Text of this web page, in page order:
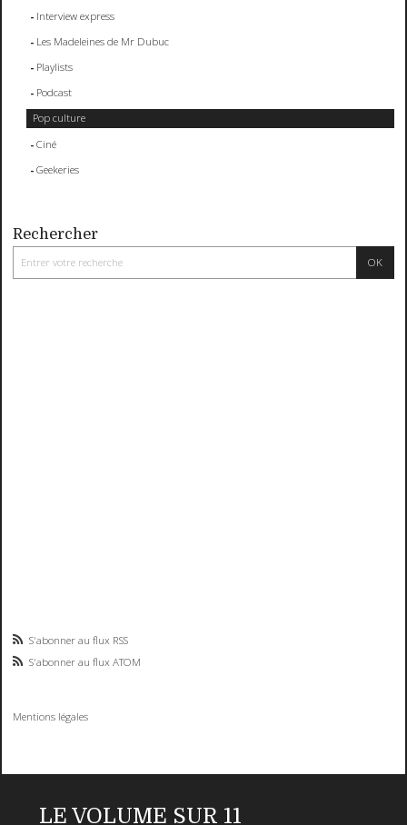
Interview express
Les Madeleines de Mr Dubuc
Playlists
Podcast
Pop culture
Ciné
Geekeries
Rechercher
S'abonner au flux RSS
S'abonner au flux ATOM
Mentions légales
LE VOLUME SUR 11